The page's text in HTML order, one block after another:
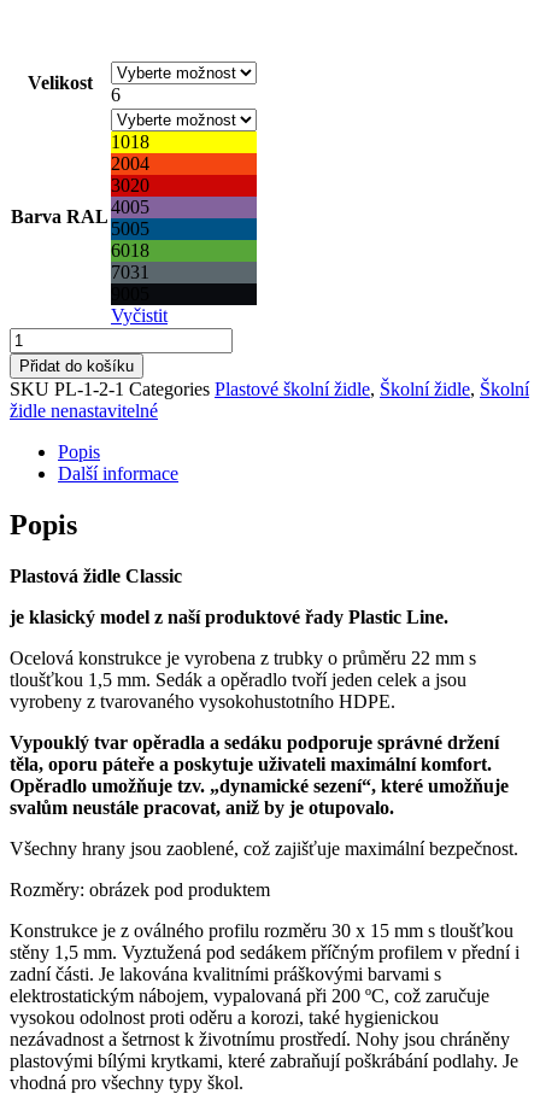
Velikost
6
Barva RAL
1018
2004
3020
4005
5005
6018
7031
Vyčistit
Plastová
židle
Classic
množství
Přidat do košíku
SKU PL-1-2-1 Categories Plastové školní židle, Školní židle, Školní
židle nenastavitelné
Popis
Další informace
Popis
Plastová židle Classic
je klasický model z naší produktové řady Plastic Line.
Ocelová konstrukce je vyrobena z trubky o průměru 22 mm s
tloušťkou 1,5 mm. Sedák a opěradlo tvoří jeden celek a jsou
vyrobeny z tvarovaného vysokohustotního HDPE.
Vypouklý tvar opěradla a sedáku podporuje správné držení
těla, oporu páteře a poskytuje uživateli maximální komfort.
Opěradlo umožňuje tzv. „dynamické sezení“, které umožňuje
svalům neustále pracovat, aniž by je otupovalo.
Všechny hrany jsou zaoblené, což zajišťuje maximální bezpečnost.
Rozměry: obrázek pod produktem
Konstrukce je z oválného profilu rozměru 30 x 15 mm s tloušťkou
stěny 1,5 mm. Vyztužená pod sedákem příčným profilem v přední i
zadní části. Je lakována kvalitními práškovými barvami s
elektrostatickým nábojem, vypalovaná při 200 ºC, což zaručuje
vysokou odolnost proti oděru a korozi, také hygienickou
nezávadnost a šetrnost k životnímu prostředí. Nohy jsou chráněny
plastovými bílými krytkami, které zabraňují poškrábání podlahy. Je
vhodná pro všechny typy škol.